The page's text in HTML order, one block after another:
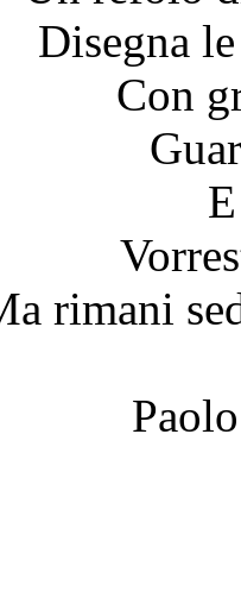
Disegna
Con
rimani